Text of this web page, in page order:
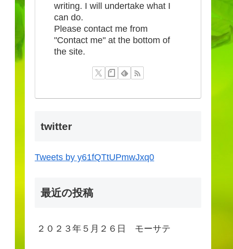
writing. I will undertake what I
can do.
Please contact me from
"Contact me" at the bottom of
the site.
twitter
Tweets by y61fQTtUPmwJxq0
最近の投稿
２０２３年５月２６日 モーサテ